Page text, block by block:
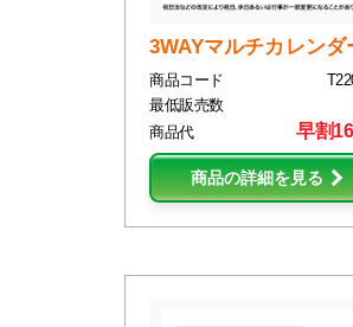
3WAYマルチカレンダ
商品コード
最低販売数
商品代
早割
商品の詳細を見る